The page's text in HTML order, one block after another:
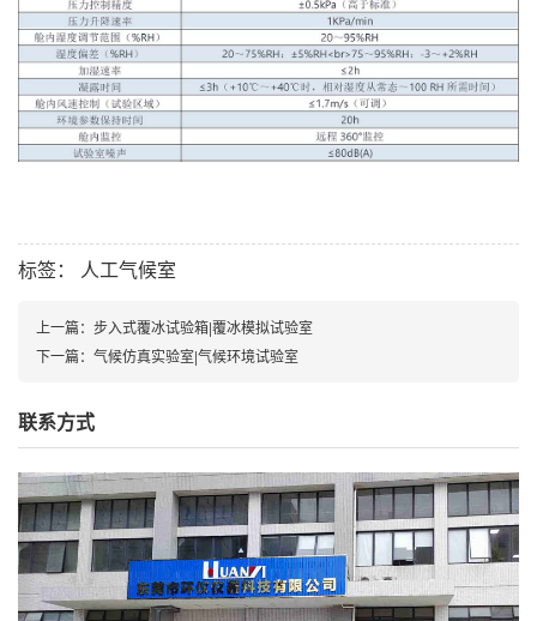
标签： 人工气候室
上一篇： 步入式覆冰试验箱|覆冰模拟试验室
下一篇： 气候仿真实验室|气候环境试验室
联系方式